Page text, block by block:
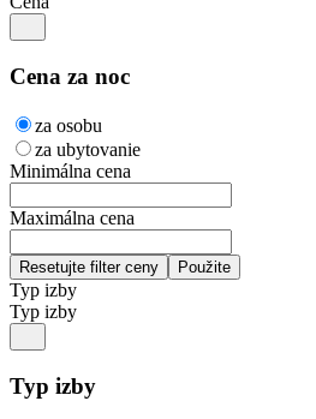
Cena za noc
za osobu
za ubytovanie
Minimálna cena
Maximálna cena
Typ izby
Typ izby
Typ izby